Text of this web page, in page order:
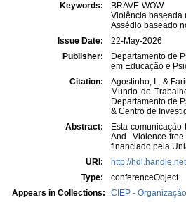
Keywords:
BRAVE-WOW
Violência baseada
Assédio baseado
Issue Date:
22-May-2026
Publisher:
Departamento de
em Educação e
Citation:
Agostinho, I., &
Mundo do
Departamento de
& Centro de
Abstract:
Esta
And Violence-
financiado pela
URI:
http://
Type:
conferenceObject
Appears in Collections:
CIEP -